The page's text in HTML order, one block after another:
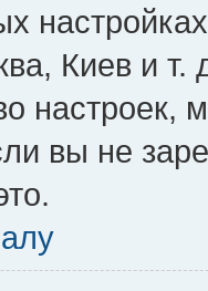
Киев и т.
настроек,
вы не